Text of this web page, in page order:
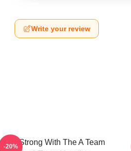
Write your review
Stay Strong With The A Team
-20%